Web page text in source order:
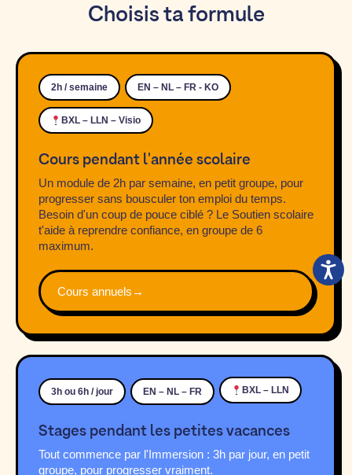
Choisis ta formule
2h / semaine EN – NL – FR - KO
BXL – LLN – Visio
Cours pendant l'année scolaire
Un module de 2h par semaine, en petit groupe, pour
progresser sans bousculer ton emploi du temps.
Besoin d'un coup de pouce ciblé ? Le Soutien scolaire
t'aide à reprendre confiance, en groupe de 6
maximum.
Cours annuels →
3h ou 6h / jour EN – NL – FR BXL – LLN
Stages pendant les petites vacances
Tout commence par l'Immersion : 3h par jour, en petit
groupe, pour progresser vraiment.